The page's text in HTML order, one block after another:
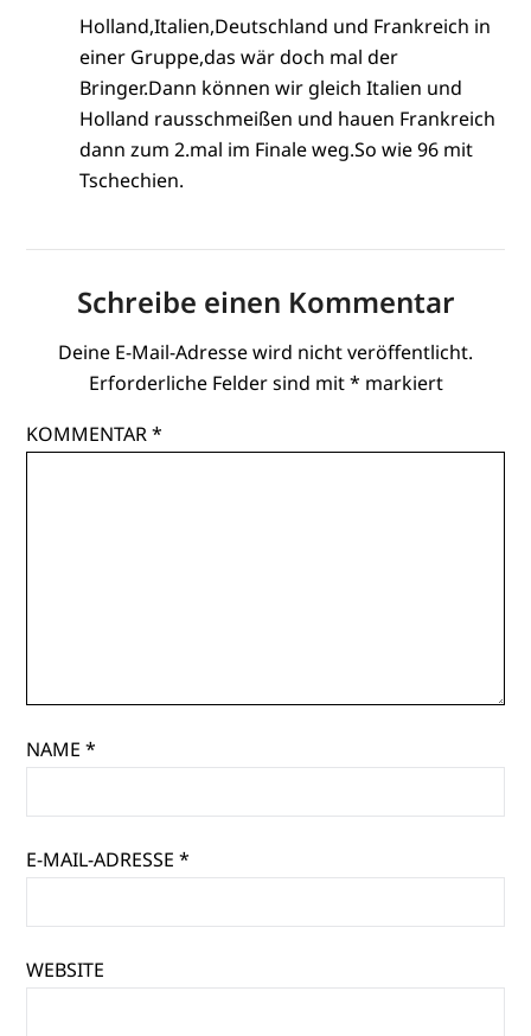
Holland,Italien,Deutschland und Frankreich in
einer Gruppe,das wär doch mal der
Bringer.Dann können wir gleich Italien und
Holland rausschmeißen und hauen Frankreich
dann zum 2.mal im Finale weg.So wie 96 mit
Tschechien.
Schreibe einen Kommentar
Deine E-Mail-Adresse wird nicht veröffentlicht.
Erforderliche Felder sind mit* markiert
KOMMENTAR*
NAME*
E-MAIL-ADRESSE*
WEBSITE